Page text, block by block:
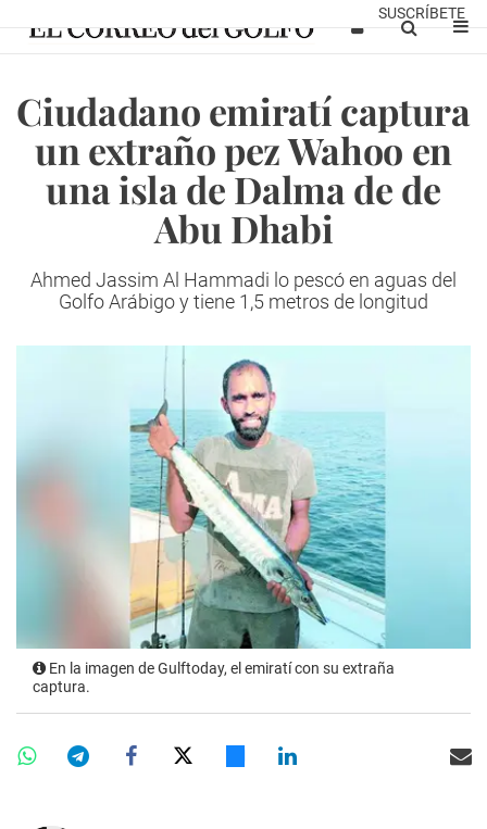
SUSCRÍBETE
Ciudadano emiratí captura
un extraño pez Wahoo en
una isla de Dalma de de
Abu Dhabi
Ahmed Jassim Al Hammadi lo pescó en aguas del
Golfo Arábigo y tiene 1,5 metros de longitud
En la imagen de Gulftoday, el emiratí con su extraña
captura.